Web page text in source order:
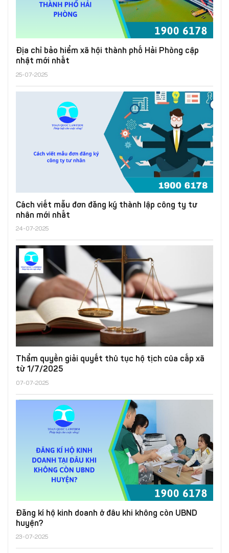
Địa chỉ bảo hiểm xã hội thành phố Hải Phòng cập
nhật mới nhất
25-07-2025
Cách viết mẫu đơn đăng ký thành lập công ty tư
nhân mới nhất
24-07-2025
Thẩm quyền giải quyết thủ tục hộ tịch của cấp xã
từ 1/7/2025
07-07-2025
Đăng kí hộ kinh doanh ở đâu khi không còn UBND
huyện?
23-07-2025